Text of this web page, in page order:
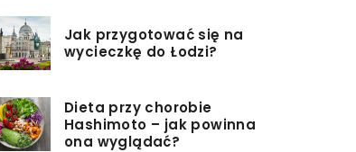
Jak przygotować się na
wycieczkę do Łodzi?
Dieta przy chorobie
Hashimoto – jak powinna
ona wyglądać?